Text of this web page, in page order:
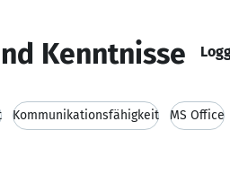
Kenntnisse
Kommunikationsfähigkeit MS Office